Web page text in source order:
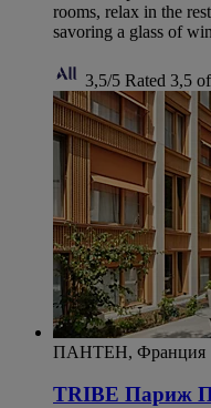
rooms, relax in the
savoring a glass of
3,5/5 Rated 3,5
ПАНТЕН, Франция
TRIBE Париж